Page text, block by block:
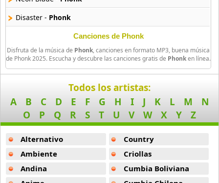
58 músicas online
90s Pop Rock
90s Rap
50 músicas online
50 músicas online
Acoustic Pop
49 músicas online
Acoustic Soul
47 músicas online
Disaster - Phonk
Phonk
Cowbell Warrior - Phonk
Helldrift 2 -Phonk
Money Rain (Phonk Remix) -Phonk
Show Me The Will -
Phonk
Crystals -Phonk
Twilight -
Canciones de Phonk
Disfruta de la música de Phonk, canciones en formato MP3, buena música
de Phonk 2025. Escucha y descubre las canciones gratis de Phonken línea.
Todos los artistas:
A
B C D E F G H I J K L M
N
O
P Q R S T U V W X Y Z
Alternativo
Ambiente
Andina
Country
Criollas
Cumbia Boliviana